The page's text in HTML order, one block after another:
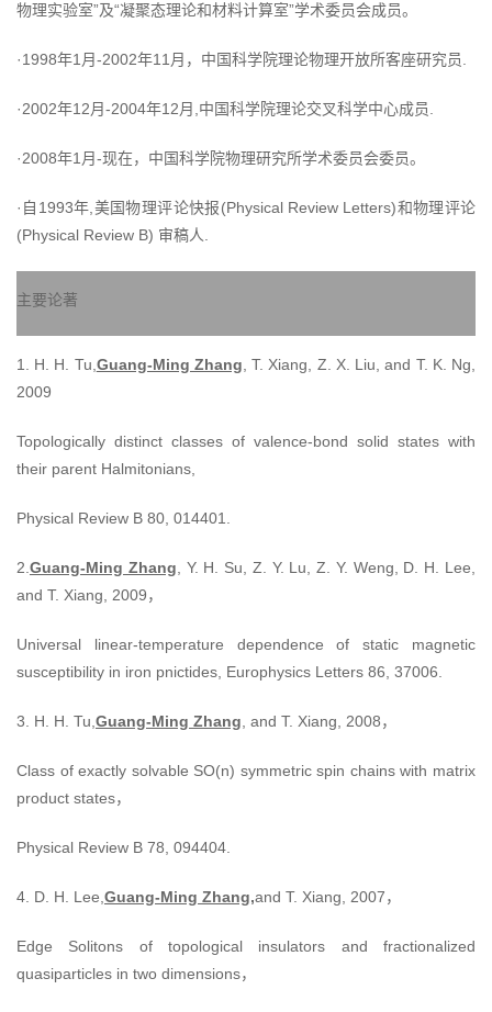
物理实验室”及“凝聚态理论和材料计算室”学术委员会成员。
·1998年1月-2002年11月，中国科学院理论物理开放所客座研究员.
·2002年12月-2004年12月,中国科学院理论交叉科学中心成员.
·2008年1月-现在，中国科学院物理研究所学术委员会委员。
·自1993年,美国物理评论快报(Physical Review Letters)和物理评论
(Physical Review B) 审稿人.
主要论著
1. H. H. Tu, Guang-Ming Zhang , T. Xiang, Z. X. Liu, and T. K. Ng,
2009
Topologically distinct classes of valence-bond solid states with
their parent Halmitonians,
Physical Review B 80, 014401.
2. Guang-Ming Zhang , Y. H. Su, Z. Y. Lu, Z. Y. Weng, D. H. Lee,
and T. Xiang, 2009，
Universal linear-temperature dependence of static magnetic
susceptibility in iron pnictides, Europhysics Letters 86, 37006.
3. H. H. Tu, Guang-Ming Zhang , and T. Xiang, 2008，
Class of exactly solvable SO(n) symmetric spin chains with matrix
product states，
Physical Review B 78, 094404.
4. D. H. Lee, Guang-Ming Zhang,and T. Xiang, 2007，
Edge Solitons of topological insulators and fractionalized
quasiparticles in two dimensions，